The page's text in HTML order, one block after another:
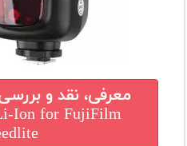
معرفی، نقد و
Ion for FujiFilm